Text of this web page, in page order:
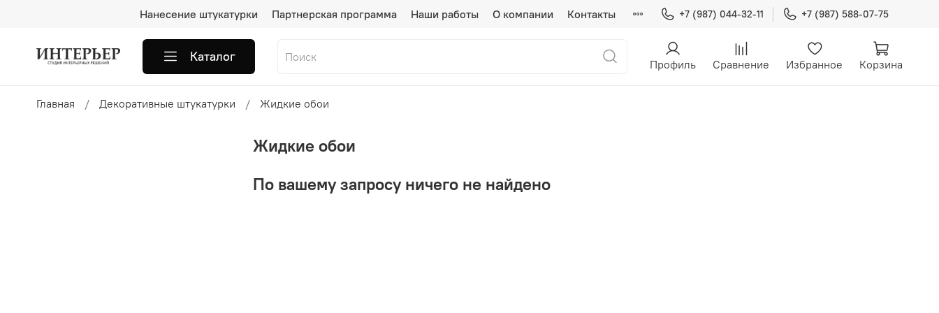
Нанесение штукатурки Партнерская программа Наши работы О компании Контакты +7 (987) 044-32-11 +7 (987) 588-07-75
Каталог Профиль Сравнение Избранное Корзина
Главная Декоративные штукатурки Жидкие обои
Жидкие обои
По вашему запросу ничего не найдено